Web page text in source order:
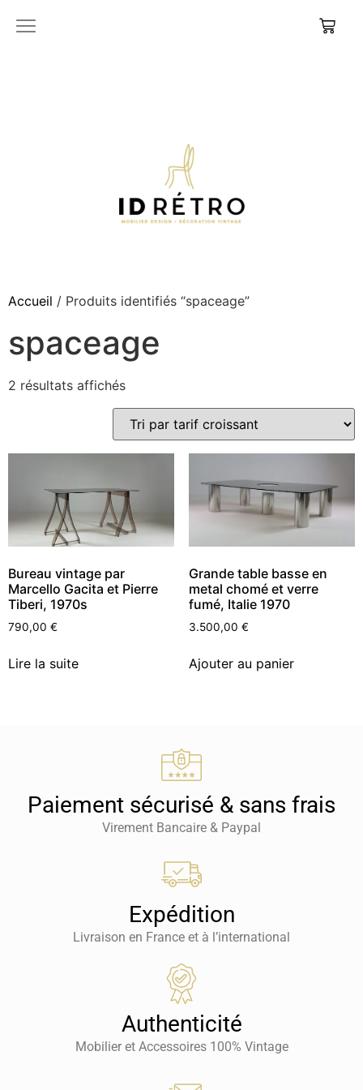
Accueil / Produits identifiés “spaceage”
spaceage
2 résultats affichés
Bureau vintage par
Marcello Gacita et Pierre
Tiberi, 1970s
790,00 €
Lire la suite
Grande table basse en
metal chomé et verre
fumé, Italie 1970
3.500,00 €
Ajouter au panier
Paiement sécurisé & sans frais
Virement Bancaire & Paypal
Expédition
Livraison en France et à l’international
Authenticité
Mobilier et Accessoires 100% Vintage